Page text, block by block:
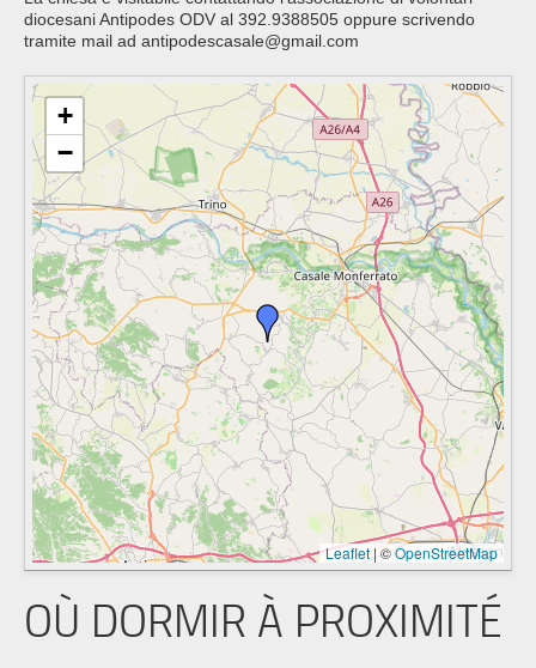
diocesani Antipodes ODV al 392.9388505 oppure scrivendo
tramite mail ad antipodescasale@gmail.com
+
−
Leaflet|©OpenStreetMap
OÙ DORMIR À PROXIMITÉ